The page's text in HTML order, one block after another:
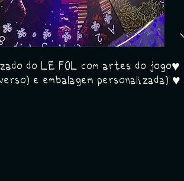
do LE FOL com artes do jogo♥
e embalagem personalizada) ♥